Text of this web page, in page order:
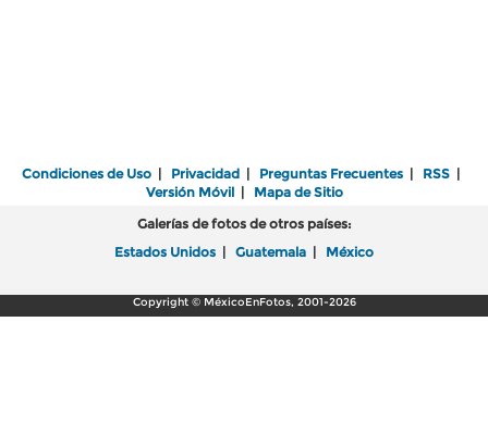
Condiciones de Uso | Privacidad | Preguntas Frecuentes | RSS |
Versión Móvil| Mapa de Sitio
Galerías de fotos de otros países:
Estados Unidos | Guatemala | México
Copyright © MéxicoEnFotos, 2001-2026